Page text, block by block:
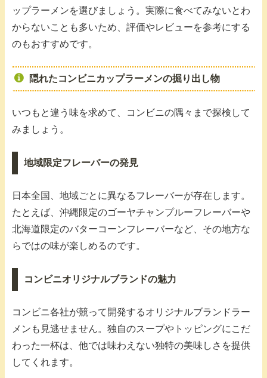
ップラーメンを選びましょう。実際に食べてみないとわ
からないことも多いため、評価やレビューを参考にする
のもおすすめです。
隠れたコンビニカップラーメンの掘り出し物
いつもと違う味を求めて、コンビニの隅々まで探検して
みましょう。
地域限定フレーバーの発見
日本全国、地域ごとに異なるフレーバーが存在します。
たとえば、沖縄限定のゴーヤチャンプルーフレーバーや
北海道限定のバターコーンフレーバーなど、その地方な
らではの味が楽しめるのです。
コンビニオリジナルブランドの魅力
コンビニ各社が競って開発するオリジナルブランドラー
メンも見逃せません。独自のスープやトッピングにこだ
わった一杯は、他では味わえない独特の美味しさを提供
してくれます。